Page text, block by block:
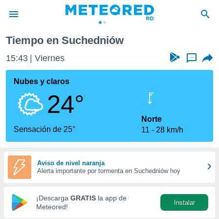
de
ha sido
calidad.
a este
las
y
forma
digital
basada
Tiempo en Suchedniów
15:43 Viernes ...
Nubes y claros
24°
Sensación de 25°
Norte
11
28 km/h
Aviso de nivel naranja
Alerta importante por tormenta en Suchedniów hoy
¡Descarga GRATIS la app de
Meteored!
Instalar